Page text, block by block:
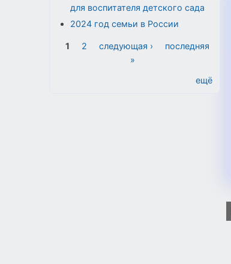
для воспитателя детского сада
2024 год семьи в России
Страницы
1 2 следующая ›
последняя
»
ещё